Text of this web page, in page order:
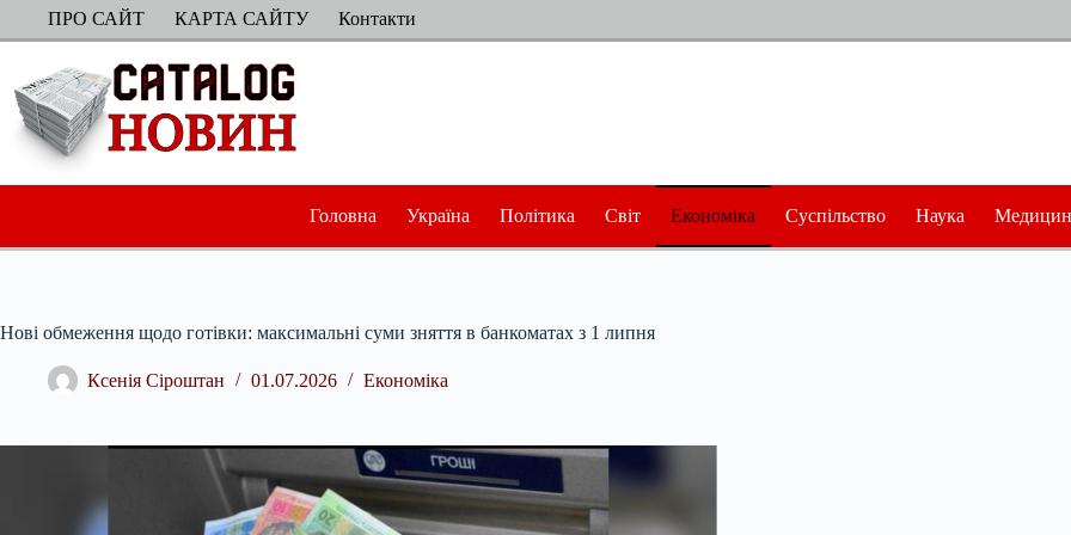
ПерейтиПРО САЙТ КАРТА САЙТУ Контакти
Головна Україна Політика Світ Економіка Суспільство Наука
Нові обмеження щодо готівки: максимальні суми зняття в банкоматах з 1 липня
Ксенія Сіроштан 01.07.2026 Економіка